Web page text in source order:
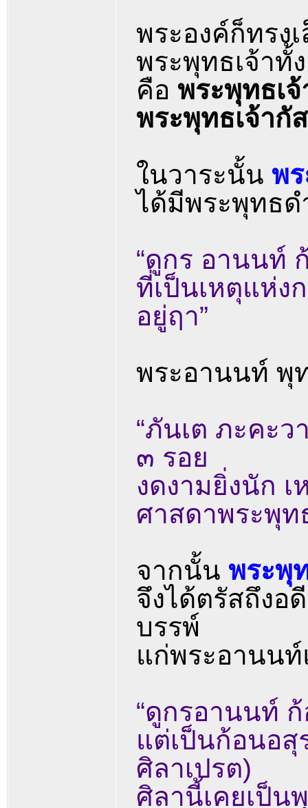
พระองค์ก็ทรง
พระพุทธเจ้าทั้
คือ พระพุทธเ
พระพุทธเจ้ากั
ในวาระนั้น พ
ได้มีพระพุทธ
“ดูกร อานนท์
ที่เป็นเหตุแห่ง
อยู่ฤา”
พระอานนท์ พุ
“ภันเต ภะคะ
๓ รอย
งดงามยิ่งนัก
ศาสดาพระพุท
จากนั้น พระพุ
จึงได้ตรัสถึงอ
บรรพ์
แก่พระอานน
“ดูกรอานนท์
แต่เป็นก้อนอสุ
ศิลาเปรต)
ศิลานี้เคยเป็น